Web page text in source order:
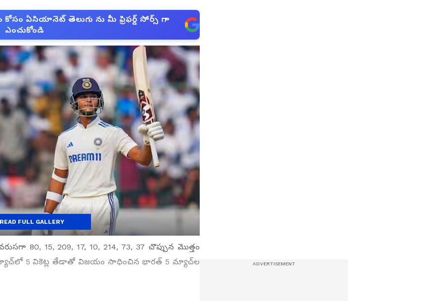
ఏసియానెట్ తెలుగు ను మీ ఫ్రిఫర్డ్ సోర్స్ గా
ఎంచుకోండి
80, 15, 209, 17, 10, 214, 73, 37 చొప్పున మొత్తం
మ్యాచ్‌లో 5 వికెట్ల తేడాతో విజయం సాధించిన భారత్ 5 మ్యాచ్‌ల
FULL GALLERY